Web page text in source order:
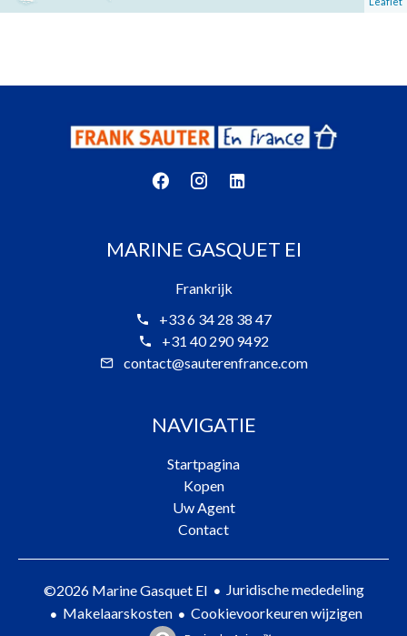
MARINE GASQUET EI
Frankrijk
+33 6 34 28 38 47
+31 40 290 9492
contact@sauterenfrance.com
NAVIGATIE
Startpagina
Kopen
Uw Agent
Contact
©2026 Marine Gasquet EI
Juridische mededeling
Makelaarskosten
Cookievoorkeuren wijzigen